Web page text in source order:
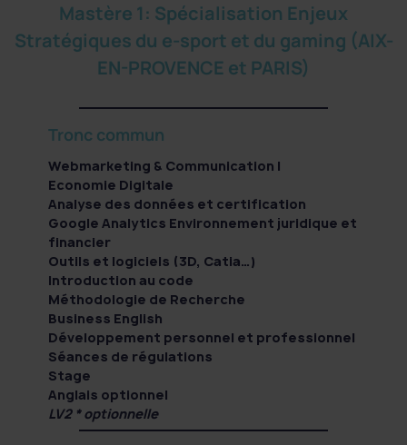
Mastère 1: Spécialisation Enjeux
Stratégiques du e-sport et du gaming (AIX-
EN-PROVENCE et PARIS)
Tronc commun
Webmarketing & Communication I
Economie Digitale
Analyse des données et certification
Google Analytics Environnement juridique et
financier
Outils et logiciels (3D, Catia…)
Introduction au code
Méthodologie de Recherche
Business English
Développement personnel et professionnel
Séances de régulations
Stage
Anglais optionnel
LV2 * optionnelle